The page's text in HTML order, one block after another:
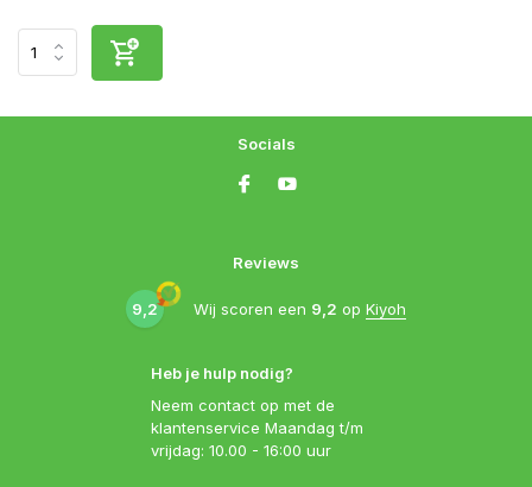
Heb je hulp nodig?
Neem contact op met de
klantenservice Maandag t/m
vrijdag: 10.00 - 16:00 uur
Reviews
9,2 Wij scoren een 9,2 op Kiyoh
Socials